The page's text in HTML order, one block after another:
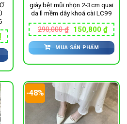
Giá
hiện
tại
là:
182,520 ₫.
giày bệt mũi nhọn 2-3cm quai
da lì mềm dây khoá cài LC99
290,000₫ Giá
gốc
là:
290,000 ₫.
150,800 ₫Giá
hiện
tại
là:
MUA SẢN PHẨM
-48%